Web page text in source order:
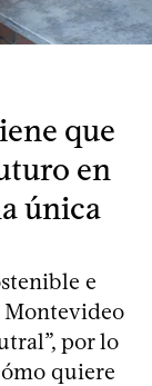
que
en
única
e
por lo
quiere